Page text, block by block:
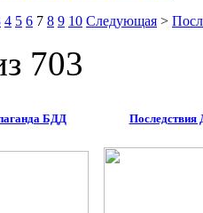
4 5 6 7 8 9 10 Следующая >
703
БДД